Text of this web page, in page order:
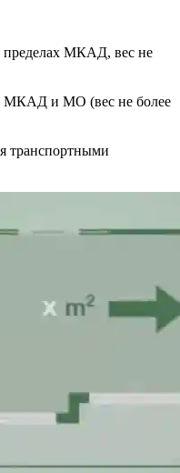
пределах МКАД, вес не
МКАД и МО (вес не более
транспортными